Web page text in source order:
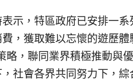
示，特區政府已安排一
，獲取難以忘懷的遊歷
略，聯同業界積極推動與
社會各界共同努力下，